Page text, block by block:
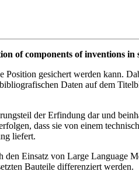
of components of inventions in
gesichert werden kann.
Daten auf dem
der Erfindung dar und
dass sie von einem
liefert.
den Einsatz von Large
Bauteile differenziert werden.